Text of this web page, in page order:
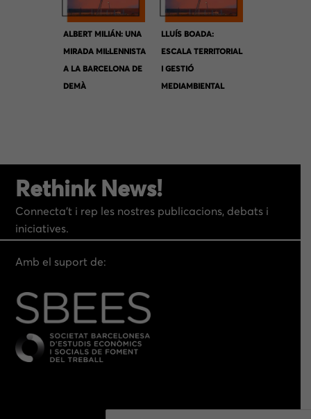
ALBERT MILIÁN: UNA
MIRADA MIL·LENNISTA
A LA BARCELONA DE
DEMÀ
LLUÍS BOADA:
ESCALA TERRITORIAL
I GESTIÓ
MEDIAMBIENTAL
Rethink News!
Connecta’t i rep les nostres publicacions, debats i
iniciatives.
Amb el suport de: